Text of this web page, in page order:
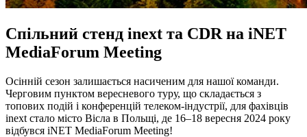
Спільний стенд inext та CDR на iNET
MediaForum Meeting
Осінній сезон залишається насиченим для нашої команди.
Черговим пунктом вересневого туру, що складається з
топових подій і конференцій телеком-індустрії, для фахівців
inext стало місто Вісла в Польщі, де 16–18 вересня 2024 року
відбувся iNET MediaForum Meeting!